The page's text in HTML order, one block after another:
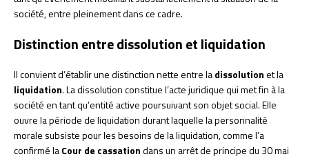
société, entre pleinement dans ce cadre.
Distinction entre dissolution et liquidation
Il convient d’établir une distinction nette entre ladissolutionet la
liquidation. La dissolution constitue l’acte juridique qui met fin à la
société en tant qu’entité active poursuivant son objet social. Elle
ouvre la période de liquidation durant laquelle la personnalité
morale subsiste pour les besoins de la liquidation, comme l’a
confirmé laCour de cassationdans un arrêt de principe du 30 mai